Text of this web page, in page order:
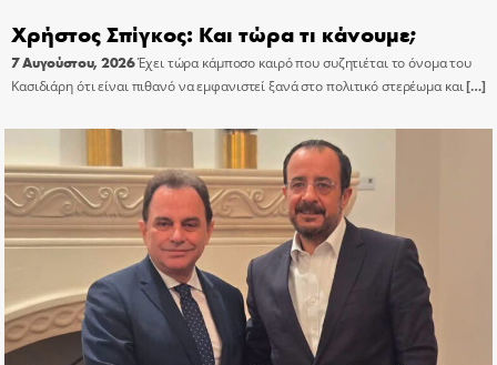
Χρήστος Σπίγκος: Και τώρα τι κάνουμε;
7 Αυγούστου, 2026Έχει τώρα κάμποσο καιρό που συζητιέται το όνομα του
Κασιδιάρη ότι είναι πιθανό να εμφανιστεί ξανά στο πολιτικό στερέωμα και[…]